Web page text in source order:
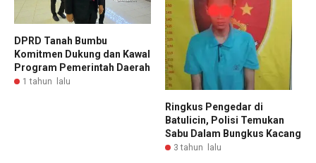
DPRD Tanah Bumbu
Komitmen Dukung dan Kawal
Program Pemerintah Daerah
1 tahun lalu
Ringkus Pengedar di
Batulicin, Polisi Temukan
Sabu Dalam Bungkus Kacang
3 tahun lalu